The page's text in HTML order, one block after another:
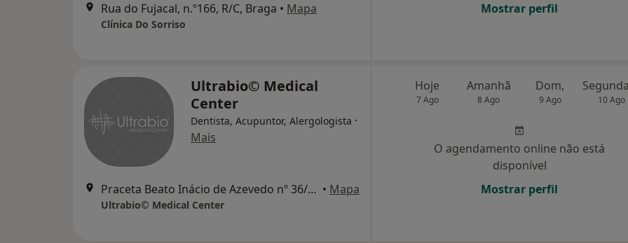
Rua do Fujacal, n.º166, R/C, Braga • Mapa
Clínica Do Sorriso
Mostrar perfil
Ultrabio© Medical
Center
Dentista, Acupuntor, Alergologista ·
Mais
Praceta Beato Inácio de Azevedo nº 36/38, Braga • Mapa
Ultrabio© Medical Center
Hoje
7 Ago
Amanhã
8 Ago
Dom,
9 Ago 10 Ago
O agendamento online não está
disponível
Mostrar perfil